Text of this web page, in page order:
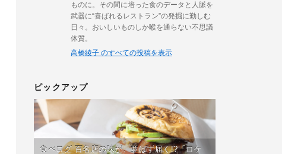
ものに。その間に培った食のデータと人脈を
武器に“喜ばれるレストラン”の発掘に勤しむ
日々。おいしいものしか喉を通らない不思議
体質。
高橋綾子 のすべての投稿を表示
ピックアップ
食べログ 百名店の味が、並ばず届く!?「ロケ